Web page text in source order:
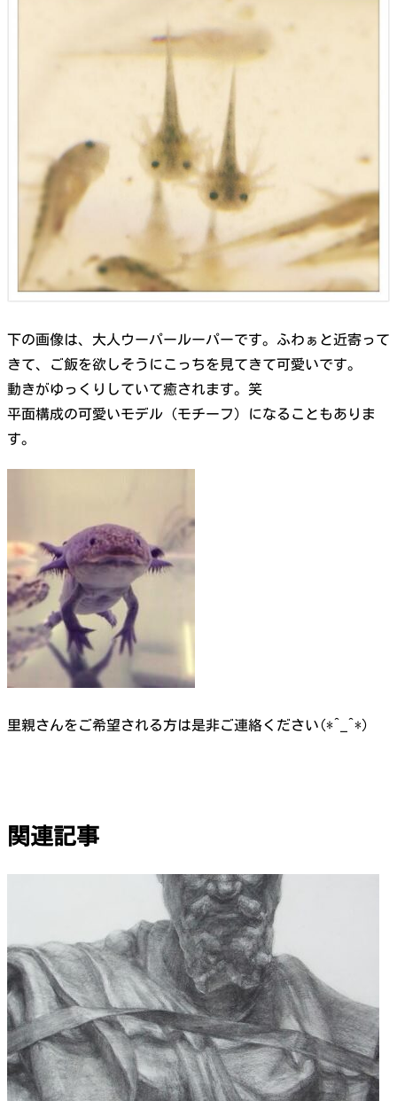
下の画像は、大人ウーパールーパーです。ふわぁと近寄って
きて、ご飯を欲しそうにこっちを見てきて可愛いです。
動きがゆっくりしていて癒されます。笑
平面構成の可愛いモデル（モチーフ）になることもありま
す。
里親さんをご希望される方は是非ご連絡ください(*^_^*)
関連記事